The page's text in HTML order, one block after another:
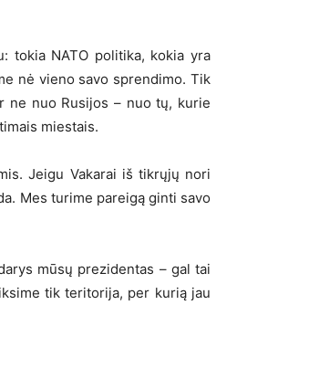
tokia NATO politika, kokia yra
nė vieno savo sprendimo. Tik
ne nuo Rusijos – nuo tų, kurie
miestais.
Jeigu Vakarai iš tikrųjų nori
Mes turime pareigą ginti savo
mūsų prezidentas – gal tai
tik teritorija, per kurią jau